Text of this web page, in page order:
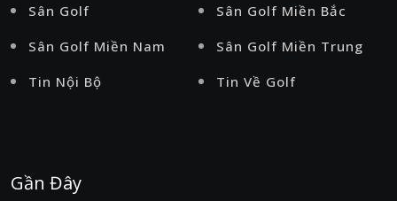
Sân Golf
Sân Golf Miền Bắc
Sân Golf Miền Nam
Sân Golf Miền Trung
Tin Nội Bộ
Tin Về Golf
Gần Đây